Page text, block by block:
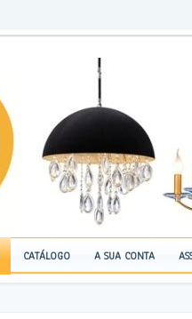
CATÁLOGO A SUA CONTA